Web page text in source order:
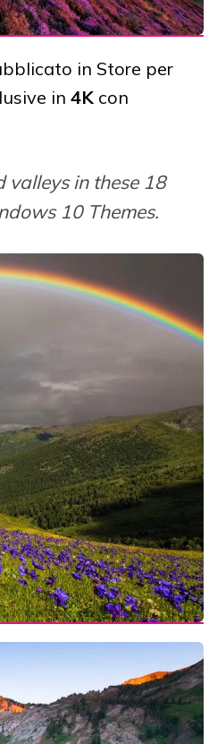
in Store per
in 4K con
in these 18
10 Themes.